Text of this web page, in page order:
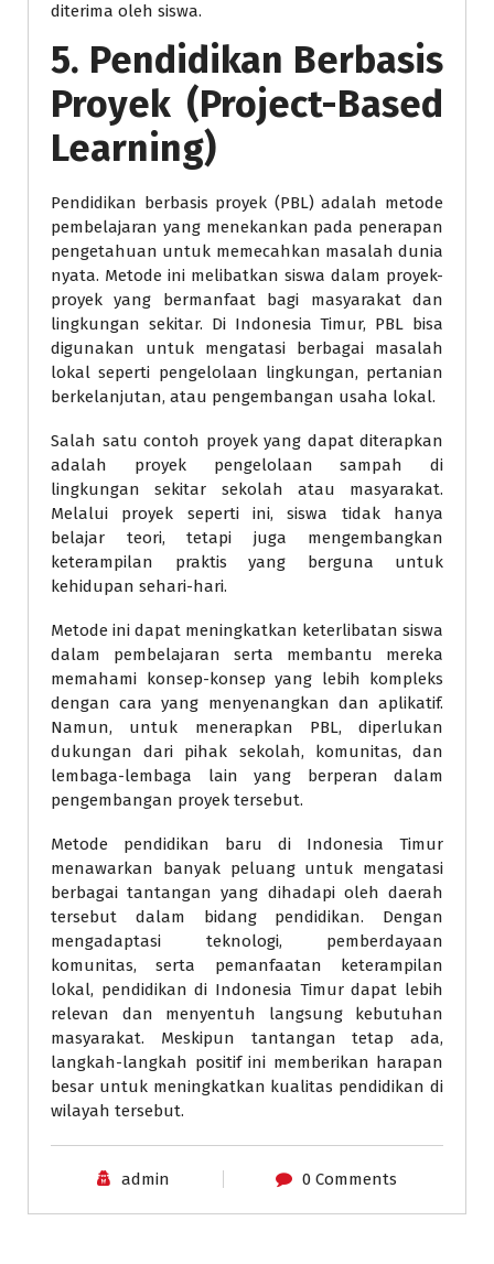
diterima oleh siswa.
5. Pendidikan Berbasis
Proyek (Project-Based
Learning)
Pendidikan berbasis proyek (PBL) adalah metode
pembelajaran yang menekankan pada penerapan
pengetahuan untuk memecahkan masalah dunia
nyata. Metode ini melibatkan siswa dalam proyek-
proyek yang bermanfaat bagi masyarakat dan
lingkungan sekitar. Di Indonesia Timur, PBL bisa
digunakan untuk mengatasi berbagai masalah
lokal seperti pengelolaan lingkungan, pertanian
berkelanjutan, atau pengembangan usaha lokal.
Salah satu contoh proyek yang dapat diterapkan
adalah proyek pengelolaan sampah di
lingkungan sekitar sekolah atau masyarakat.
Melalui proyek seperti ini, siswa tidak hanya
belajar teori, tetapi juga mengembangkan
keterampilan praktis yang berguna untuk
kehidupan sehari-hari.
Metode ini dapat meningkatkan keterlibatan siswa
dalam pembelajaran serta membantu mereka
memahami konsep-konsep yang lebih kompleks
dengan cara yang menyenangkan dan aplikatif.
Namun, untuk menerapkan PBL, diperlukan
dukungan dari pihak sekolah, komunitas, dan
lembaga-lembaga lain yang berperan dalam
pengembangan proyek tersebut.
Metode pendidikan baru di Indonesia Timur
menawarkan banyak peluang untuk mengatasi
berbagai tantangan yang dihadapi oleh daerah
tersebut dalam bidang pendidikan. Dengan
mengadaptasi teknologi, pemberdayaan
komunitas, serta pemanfaatan keterampilan
lokal, pendidikan di Indonesia Timur dapat lebih
relevan dan menyentuh langsung kebutuhan
masyarakat. Meskipun tantangan tetap ada,
langkah-langkah positif ini memberikan harapan
besar untuk meningkatkan kualitas pendidikan di
wilayah tersebut.
admin 0 Comments